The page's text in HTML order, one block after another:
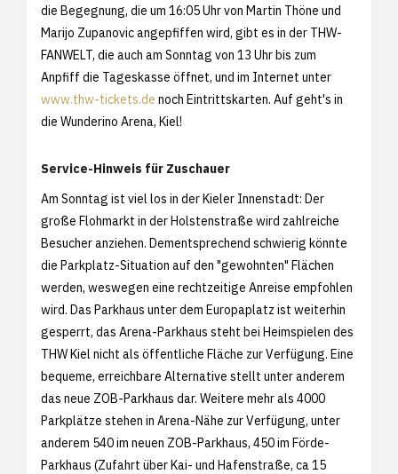
die Begegnung, die um 16:05 Uhr von Martin Thöne und
Marijo Zupanovic angepfiffen wird, gibt es in der THW-
FANWELT, die auch am Sonntag von 13 Uhr bis zum
Anpfiff die Tageskasse öffnet, und im Internet unter
www.thw-tickets.de noch Eintrittskarten. Auf geht's in
die Wunderino Arena, Kiel!
Service-Hinweis für Zuschauer
Am Sonntag ist viel los in der Kieler Innenstadt: Der
große Flohmarkt in der Holstenstraße wird zahlreiche
Besucher anziehen. Dementsprechend schwierig könnte
die Parkplatz-Situation auf den "gewohnten" Flächen
werden, weswegen eine rechtzeitige Anreise empfohlen
wird. Das Parkhaus unter dem Europaplatz ist weiterhin
gesperrt, das Arena-Parkhaus steht bei Heimspielen des
THW Kiel nicht als öffentliche Fläche zur Verfügung. Eine
bequeme, erreichbare Alternative stellt unter anderem
das neue ZOB-Parkhaus dar. Weitere mehr als 4000
Parkplätze stehen in Arena-Nähe zur Verfügung, unter
anderem 540 im neuen ZOB-Parkhaus, 450 im Förde-
Parkhaus (Zufahrt über Kai- und Hafenstraße, ca 15